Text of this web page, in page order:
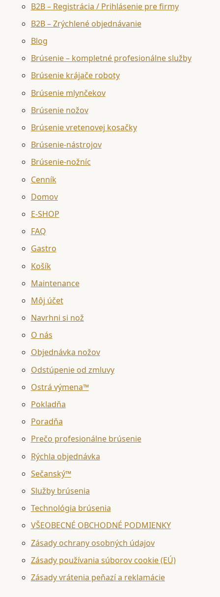
B2B – Registrácia / Prihlásenie pre firmy
B2B – Zrýchlené objednávanie
Blog
Brúsenie – kompletné profesionálne služby
Brúsenie krájače roboty
Brúsenie mlynčekov
Brúsenie nožov
Brúsenie vretenovej kosačky
Brúsenie-nástrojov
Brúsenie-nožníc
Cenník
Domov
E-SHOP
FAQ
Gastro
Košík
Maintenance
Môj účet
Navrhni si nož
O nás
Objednávka nožov
Odstúpenie od zmluvy
Ostrá výmena™
Pokladňa
Poradňa
Prečo profesionálne brúsenie
Rýchla objednávka
Sečanský™
Služby brúsenia
Technológia brúsenia
VŠEOBECNÉ OBCHODNÉ PODMIENKY
Zásady ochrany osobných údajov
Zásady používania súborov cookie (EÚ)
Zásady vrátenia peňazí a reklamácie